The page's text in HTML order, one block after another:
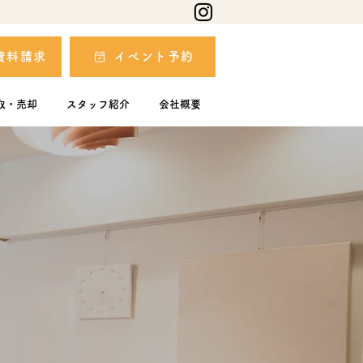
料請求 イベント予約
・売却 スタッフ紹介 会社概要